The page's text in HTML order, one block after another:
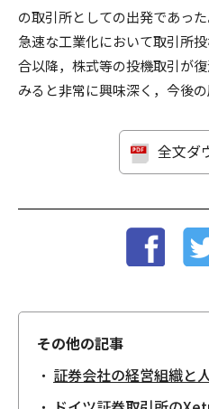
の取引所としての出発であっ
急速な工業化において取引所
合以降，株式等の投機取引が
みると非常に興味深く，今後
全文ダ
その他の記事
証券会社の経営組織と